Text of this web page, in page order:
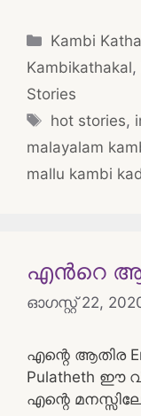
Categories
Kambi Katha
Kambikathakal,
Stories
Tags
hot stories,
malayalam
mallu kambi
എന്‍റെ
ഓഗസ്റ്റ്‌ 22,
എന്റെ ആതിര
Pulatheth ഈ
എന്റെ